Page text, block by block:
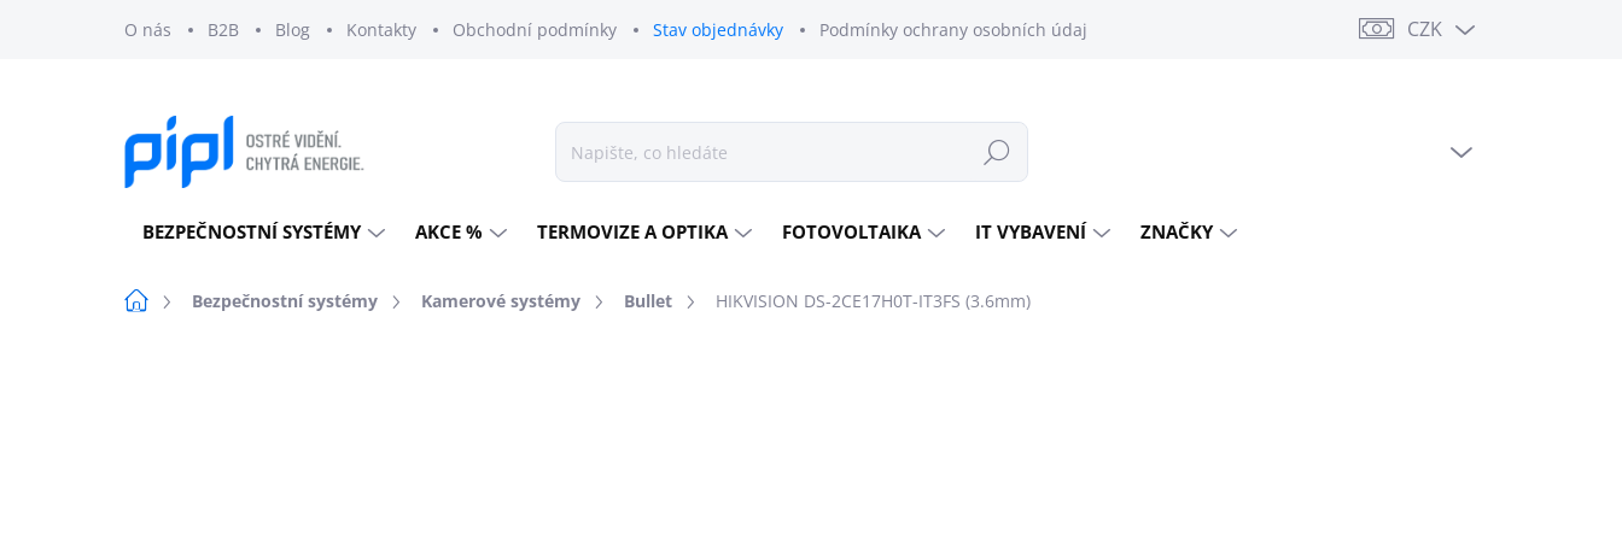
O nás B2B Blog Kontakty Obchodní podmínky Stav objednávky Podmínky ochrany osobních údajů CZK
Hledat
BEZPEČNOSTNÍ SYSTÉMY AKCE % TERMOVIZE A OPTIKA FOTOVOLTAIKA IT VYBAVENÍ ZNAČKY
DomůBezpečnostní systémy Kamerové systémy Bullet HIKVISION DS-2CE17H0T-IT3FS (3.6mm)